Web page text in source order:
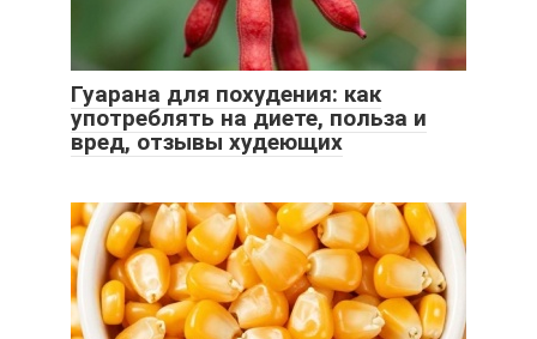
Гуарана для похудения: как
употреблять на диете, польза и
вред, отзывы худеющих